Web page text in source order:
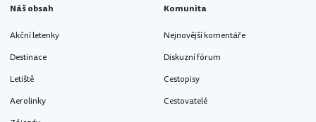
Náš obsah
Akční letenky
Destinace
Letiště
Aerolinky
Komunita
Nejnovější komentáře
Diskuzní fórum
Cestopisy
Cestovatelé